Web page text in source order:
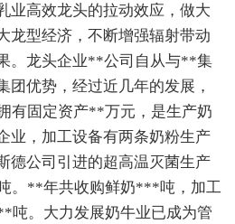
业高效龙头的拉动效应，做大
龙型经济，不断增强辐射带动
。龙头企业**公司自从与**集
团优势，经过近几年的发展，
有固定资产**万元，是生产奶
业，加工设备有两条奶粉生产
德公司引进的超高温灭菌生产
。**年共收购鲜奶***吨，加工
吨。大力发展奶牛业已成为管